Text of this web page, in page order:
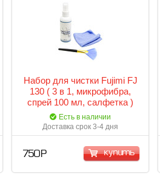
Набор для чистки Fujimi FJ
130 ( 3 в 1, микрофибра,
спрей 100 мл, салфетка )
Есть в наличии
Доставка срок 3-4 дня
750 Р купить